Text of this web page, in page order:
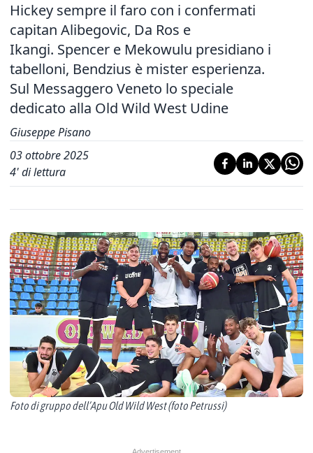
Hickey sempre il faro con i confermati
capitan Alibegovic, Da Ros e
Ikangi. Spencer e Mekowulu presidiano i
tabelloni, Bendzius è mister esperienza.
Sul Messaggero Veneto lo speciale
dedicato alla Old Wild West Udine
Giuseppe Pisano
03 ottobre 2025
4' di lettura
Foto di gruppo dell’Apu Old Wild West (foto Petrussi)